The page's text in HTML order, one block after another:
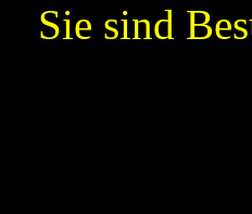
Sie sind